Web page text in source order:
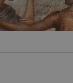
current_url
_gat_UA-16356920-1